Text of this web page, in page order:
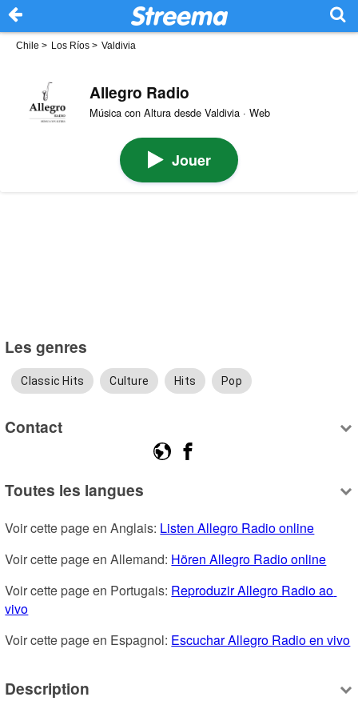
Chile > Los Ríos > Valdivia
Allegro Radio
Música con Altura desde Valdivia · Web
Jouer
Les genres
Classic Hits Culture Hits Pop
Contact
Toutes les langues
Voir cette page en Anglais: Listen Allegro Radio online
Voir cette page en Allemand: Hören Allegro Radio online
Voir cette page en Portugais: Reproduzir Allegro Radio ao
vivo
Voir cette page en Espagnol: Escuchar Allegro Radio en vivo
Description